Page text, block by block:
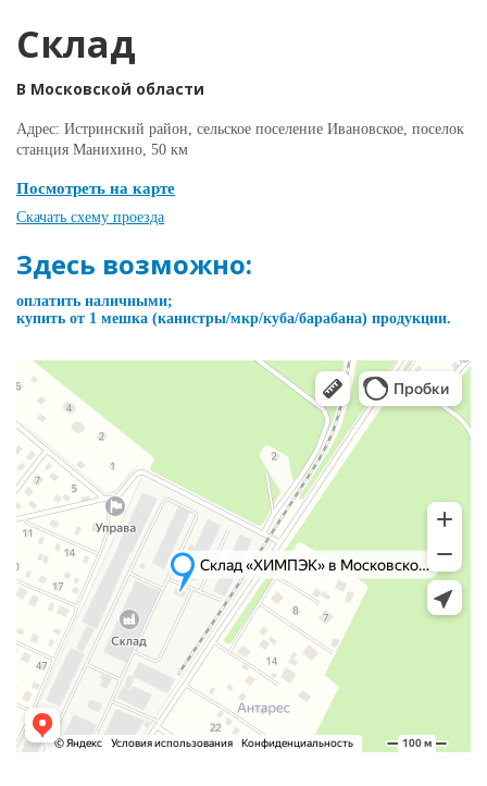
Склад
В Московской области
Адрес: Истринский район, сельское поселение Ивановское, поселок
станция Манихино, 50 км
Посмотреть на карте
Скачать схему проезда
Здесь возможно:
оплатить наличными;
купить от 1 мешка (канистры/мкр/куба/барабана) продукции.